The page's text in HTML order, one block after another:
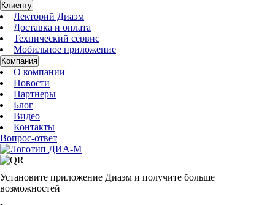
Клиенту
Лекторий Диаэм
Доставка и оплата
Технический сервис
Мобильное приложение
Компания
О компании
Новости
Партнеры
Блог
Видео
Контакты
Вопрос-ответ
Установите приложение Диаэм и получите больше
возможностей